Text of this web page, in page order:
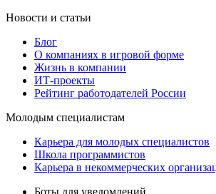
Новости и статьи
Блог
О компаниях в игровой форме
Жизнь в компании
ИТ-проекты
Рейтинг работодателей России
Молодым специалистам
Карьера для молодых специалистов
Школа программистов
Карьера в некоммерческих
Боты для уведомлений